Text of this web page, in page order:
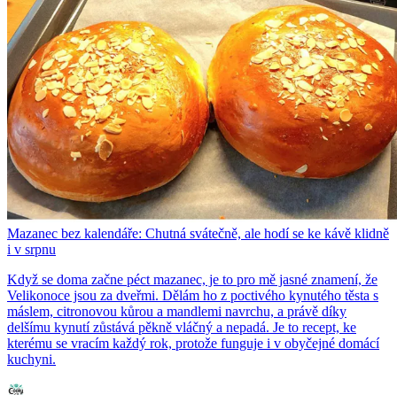
Mazanec bez kalendáře: Chutná svátečně, ale hodí se ke kávě klidně
i v srpnu
Když se doma začne péct mazanec, je to pro mě jasné znamení, že
Velikonoce jsou za dveřmi. Dělám ho z poctivého kynutého těsta s
máslem, citronovou kůrou a mandlemi navrchu, a právě díky
delšímu kynutí zůstává pěkně vláčný a nepadá. Je to recept, ke
kterému se vracím každý rok, protože funguje i v obyčejné domácí
kuchyni.